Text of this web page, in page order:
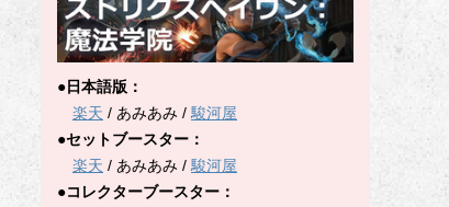
●日本語版：
楽天 / あみあみ / 駿河屋
●セットブースター：
楽天 / あみあみ / 駿河屋
●コレクターブースター：